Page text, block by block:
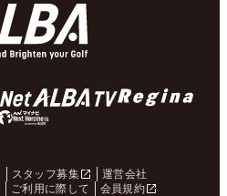
スタッフ募集
運営会社
ご利用に際して
会員規約